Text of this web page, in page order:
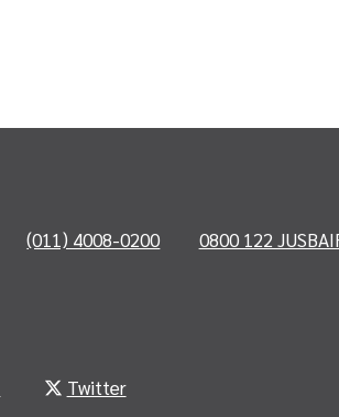
(011) 4008-0200 0800 122
Twitter